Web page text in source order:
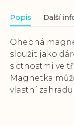
Popis Další
Ohebná
sloužit jako
s ctnostmi ve
Magnetka
vlastní